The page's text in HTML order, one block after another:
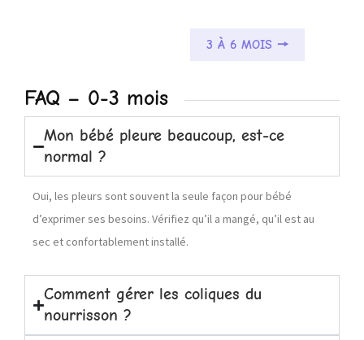
3 À 6 MOIS 🠖
FAQ – 0-3 mois
Mon bébé pleure beaucoup, est-ce
normal ?
Oui, les pleurs sont souvent la seule façon pour bébé
d’exprimer ses besoins. Vérifiez qu’il a mangé, qu’il est au
sec et confortablement installé.
Comment gérer les coliques du
nourrisson ?